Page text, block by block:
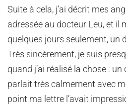
Suite à cela, j’ai décrit mes
adressée au docteur Leu, et il
quelques jours seulement, un
Très sincèrement, je suis
quand j’ai réalisé la chose : un
parlait très calmement avec
point ma lettre l’avait